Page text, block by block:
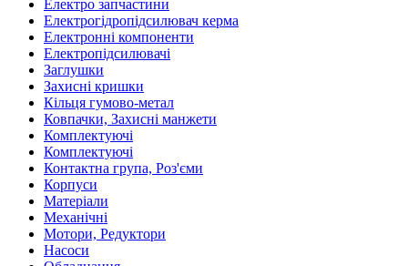
Електро запчастини
Електрогідропідсилювач керма
Електронні компоненти
Електропідсилювачі
Заглушки
Захисні кришки
Кільця гумово-метал
Ковпачки, Захисні манжети
Комплектуючі
Комплектуючі
Контактна група, Роз'єми
Корпуси
Матеріали
Механічні
Мотори, Редуктори
Насоси